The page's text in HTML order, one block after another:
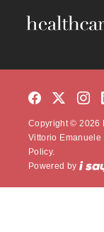
Copyright © 2026
Vittorio Emanuele
Policy.
Powered by